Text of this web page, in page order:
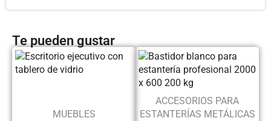
Te pueden gustar
MUEBLES
ACCESORIOS PARA
ESTANTERÍAS METÁLICAS